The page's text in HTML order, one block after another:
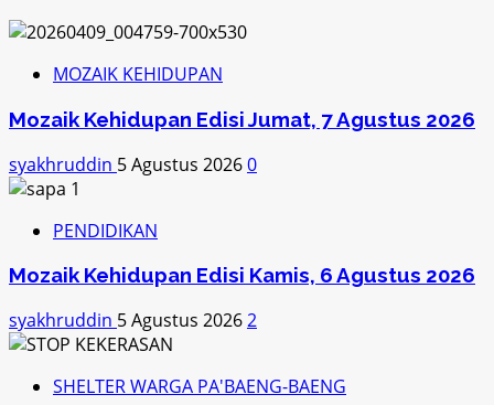
MOZAIK KEHIDUPAN
Mozaik Kehidupan Edisi Jumat, 7 Agustus 2026
syakhruddin 5 Agustus 20260
PENDIDIKAN
Mozaik Kehidupan Edisi Kamis, 6 Agustus 2026
syakhruddin 5 Agustus 20262
SHELTER WARGA PA'BAENG-BAENG